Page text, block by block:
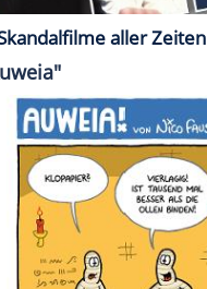
aller Zeiten